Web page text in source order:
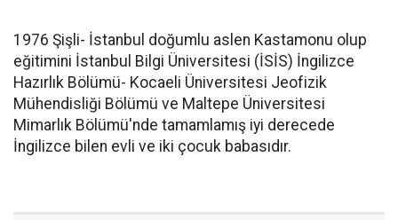
1976 Şişli- İstanbul doğumlu aslen Kastamonu olup
eğitimini İstanbul Bilgi Üniversitesi (İSİS) İngilizce
Hazırlık Bölümü- Kocaeli Üniversitesi Jeofizik
Mühendisliği Bölümü ve Maltepe Üniversitesi
Mimarlık Bölümü'nde tamamlamış iyi derecede
İngilizce bilen evli ve iki çocuk babasıdır.